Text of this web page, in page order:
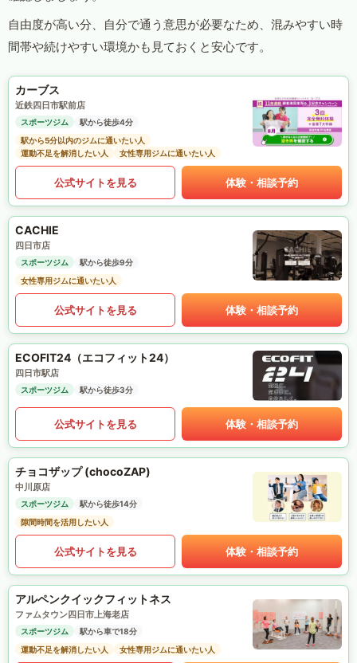
自由度が高い分、自分で通う意思が必要なため、混みやすい時
間帯や続けやすい環境かも見ておくと安心です。
カーブス
近鉄四日市駅前店
スポーツジム
駅から徒歩4分
駅から5分以内のジムに通いたい人
運動不足を解消したい人
女性専用ジムに通いたい人
公式サイトを見る 体験・相談予約
CACHIE
四日市店
スポーツジム
駅から徒歩9分
女性専用ジムに通いたい人
公式サイトを見る 体験・相談予約
ECOFIT24（エコフィット24）
四日市駅店
スポーツジム 駅から徒歩3分
公式サイトを見る 体験・相談予約
チョコザップ (chocoZAP)
中川原店
スポーツジム
駅から徒歩14分
隙間時間を活用したい人
公式サイトを見る 体験・相談予約
アルペンクイックフィットネス
ファムタウン四日市上海老店
スポーツジム
駅から車で18分
運動不足を解消したい人
女性専用ジムに通いたい人